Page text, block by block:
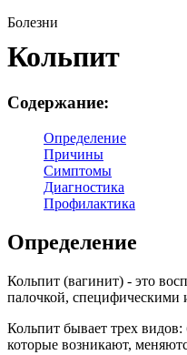
Болезни
Кольпит
Содержание:
Определение
Причины
Симптомы
Диагностика
Профилактика
Определение
Кольпит (вагинит) - это
палочкой, специфическими
Кольпит бывает трех
которые возникают,